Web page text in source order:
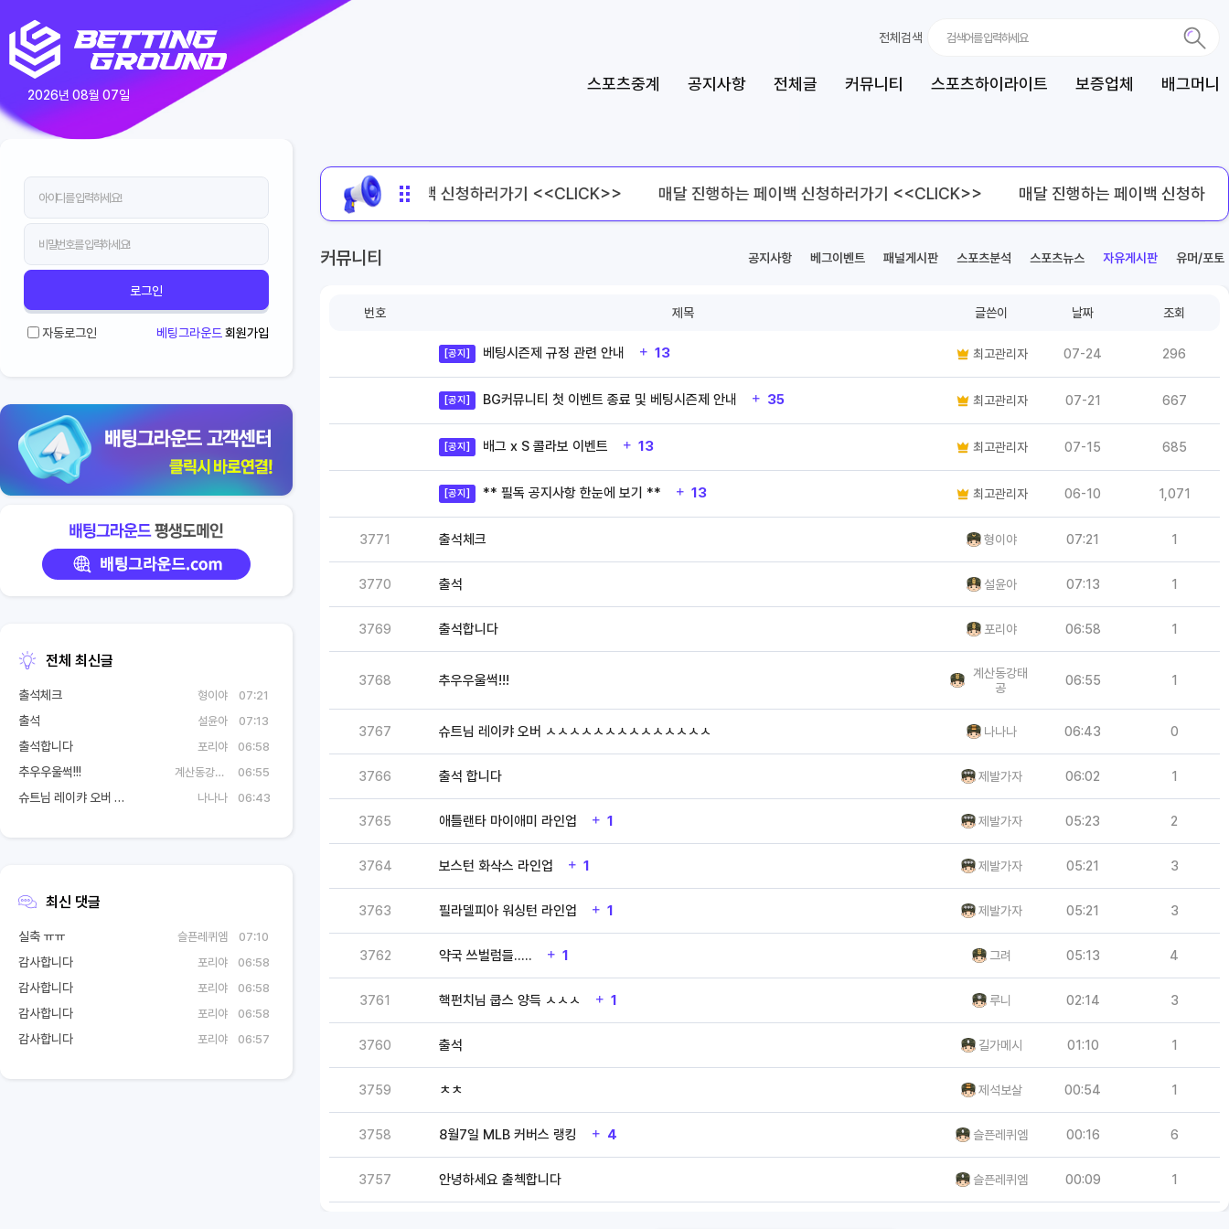
2026년 08월 07일
전체검색
스포츠중계 공지사항 전체글 커뮤니티 스포츠하이라이트 보증업체 배그머니
로그인
자동로그인 베팅그라운드 회원가입
전체 최신글
출석체크 형이야 07:21
출석 설윤아 07:13
출석합니다 포리야 06:58
추우우울썩!!! 계산동강태공 06:55
슈트님 레이캬 오버 ㅅㅅㅅㅅㅅㅅㅅㅅㅅㅅㅅㅅㅅㅅ 나나나 06:43
최신 댓글
실축 ㅠㅠ 슬픈레퀴엠 07:10
감사합니다 포리야 06:58
감사합니다 포리야 06:58
감사합니다 포리야 06:58
감사합니다 포리야 06:57
매달 진행하는 페이백 신청하러가기 <<CLICK>> 매달 진행하는 페이백 신청하러가기 <<CLICK>> 매달 진행하는 페이백 신청하러가
커뮤니티 공지사항 베그이벤트 패널게시판 스포츠분석 스포츠뉴스 자유게시판 유머/포토
번호 제목 글쓴이 날짜 조회
[공지] 베팅시즌제 규정 관련 안내 13 최고관리자 07-24 296
[공지] BG커뮤니티 첫 이벤트 종료 및 베팅시즌제 안내 35 최고관리자 07-21 667
[공지] 배그 x S 콜라보 이벤트 13 최고관리자 07-15 685
[공지] ** 필독 공지사항 한눈에 보기 ** 13 최고관리자 06-10 1,071
3771 출석체크 형이야 07:21 1
3770 출석 설윤아 07:13 1
3769 출석합니다 포리야 06:58 1
3768 추우우울썩!!!
계산동강태
공
06:55 1
3767 슈트님 레이캬 오버 ㅅㅅㅅㅅㅅㅅㅅㅅㅅㅅㅅㅅㅅㅅ 나나나 06:43 0
3766 출석 합니다 제발가자 06:02 1
3765 애틀랜타 마이애미 라인업 1 제발가자 05:23 2
3764 보스턴 화삭스 라인업 1 제발가자 05:21 3
3763 필라델피아 워싱턴 라인업 1 제발가자 05:21 3
3762 약국 쓰벌럼들..... 1 그려 05:13 4
3761 핵펀치님 쿱스 양득 ㅅㅅㅅ 1 루니 02:14 3
3760 출석 길가메시 01:10 1
3759 ㅊㅊ 제석보살 00:54 1
3758 8월7일 MLB 커버스 랭킹 4 슬픈레퀴엠 00:16 6
3757 안녕하세요 출첵합니다 슬픈레퀴엠 00:09 1